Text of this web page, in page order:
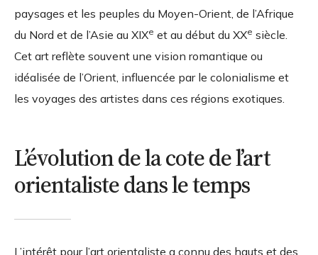
paysages et les peuples du Moyen-Orient, de l’Afrique
du Nord et de l’Asie au XIXe et au début du XXe siècle.
Cet art reflète souvent une vision romantique ou
idéalisée de l’Orient, influencée par le colonialisme et
les voyages des artistes dans ces régions exotiques.
L’évolution de la cote de l’art
orientaliste dans le temps
L’intérêt pour l’art orientaliste a connu des hauts et des